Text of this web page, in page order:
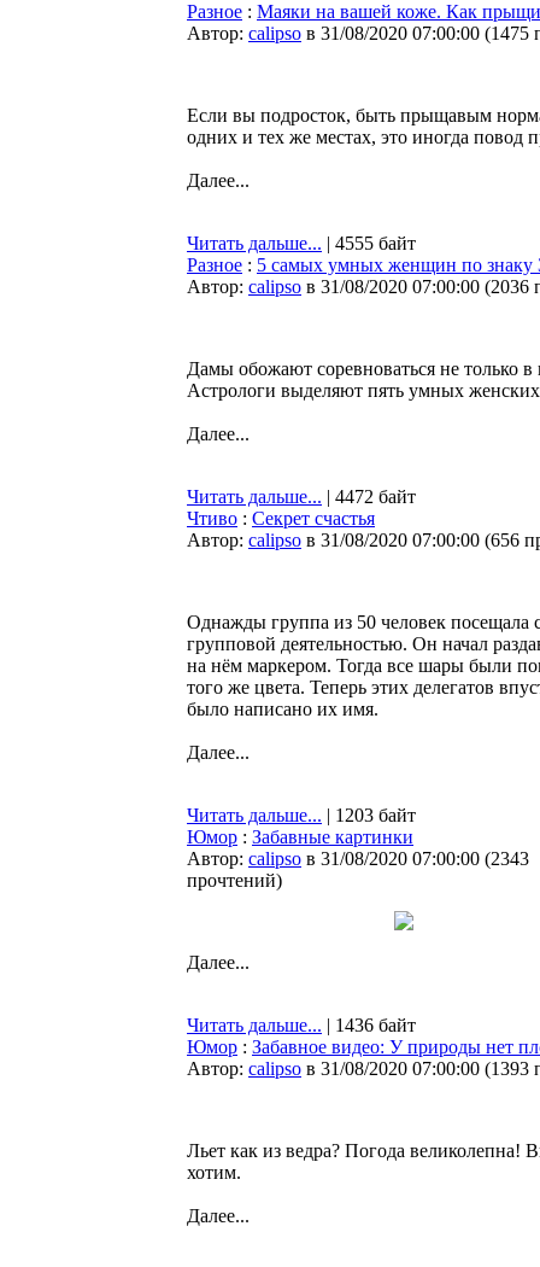
Разное : Маяки на вашей коже. Как прыщи
Автор: calipso в 31/08/2020 07:00:00 (1475
Если вы подросток, быть прыщавым
одних и тех же местах, это иногда повод
Далее...
Читать дальше... | 4555 байт
Разное : 5 самых умных женщин по знаку
Автор: calipso в 31/08/2020 07:00:00 (2036
Дамы обожают соревноваться не только
Астрологи выделяют пять умных женских
Далее...
Читать дальше... | 4472 байт
Чтиво : Cекрет счастья
Автор: calipso в 31/08/2020 07:00:00 (656
Однажды группа из 50 человек посещала
групповой деятельностью. Он начал
на нём маркером. Тогда все шары были
того же цвета. Теперь этих делегатов
было написано их имя.
Далее...
Читать дальше... | 1203 байт
Юмор : Забавные картинки
Автор: calipso в 31/08/2020 07:00:00 (2343
прочтений)
Далее...
Читать дальше... | 1436 байт
Юмор : Забавное видео: У природы нет
Автор: calipso в 31/08/2020 07:00:00 (1393
Льет как из ведра? Погода великолепна!
хотим.
Далее...